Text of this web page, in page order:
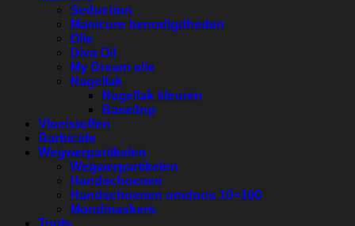
Seduction
Manicure benodigdheden
Olie
Diva Oil
My Dream olie
Nagellak
Nagellak kleuren
Base/top
Vloeistoffen
Barbicide
Wegwerpartikelen
Wegwerpartikelen
Handschoenen
Handschoenen omdoos 10×100
Mondmaskers